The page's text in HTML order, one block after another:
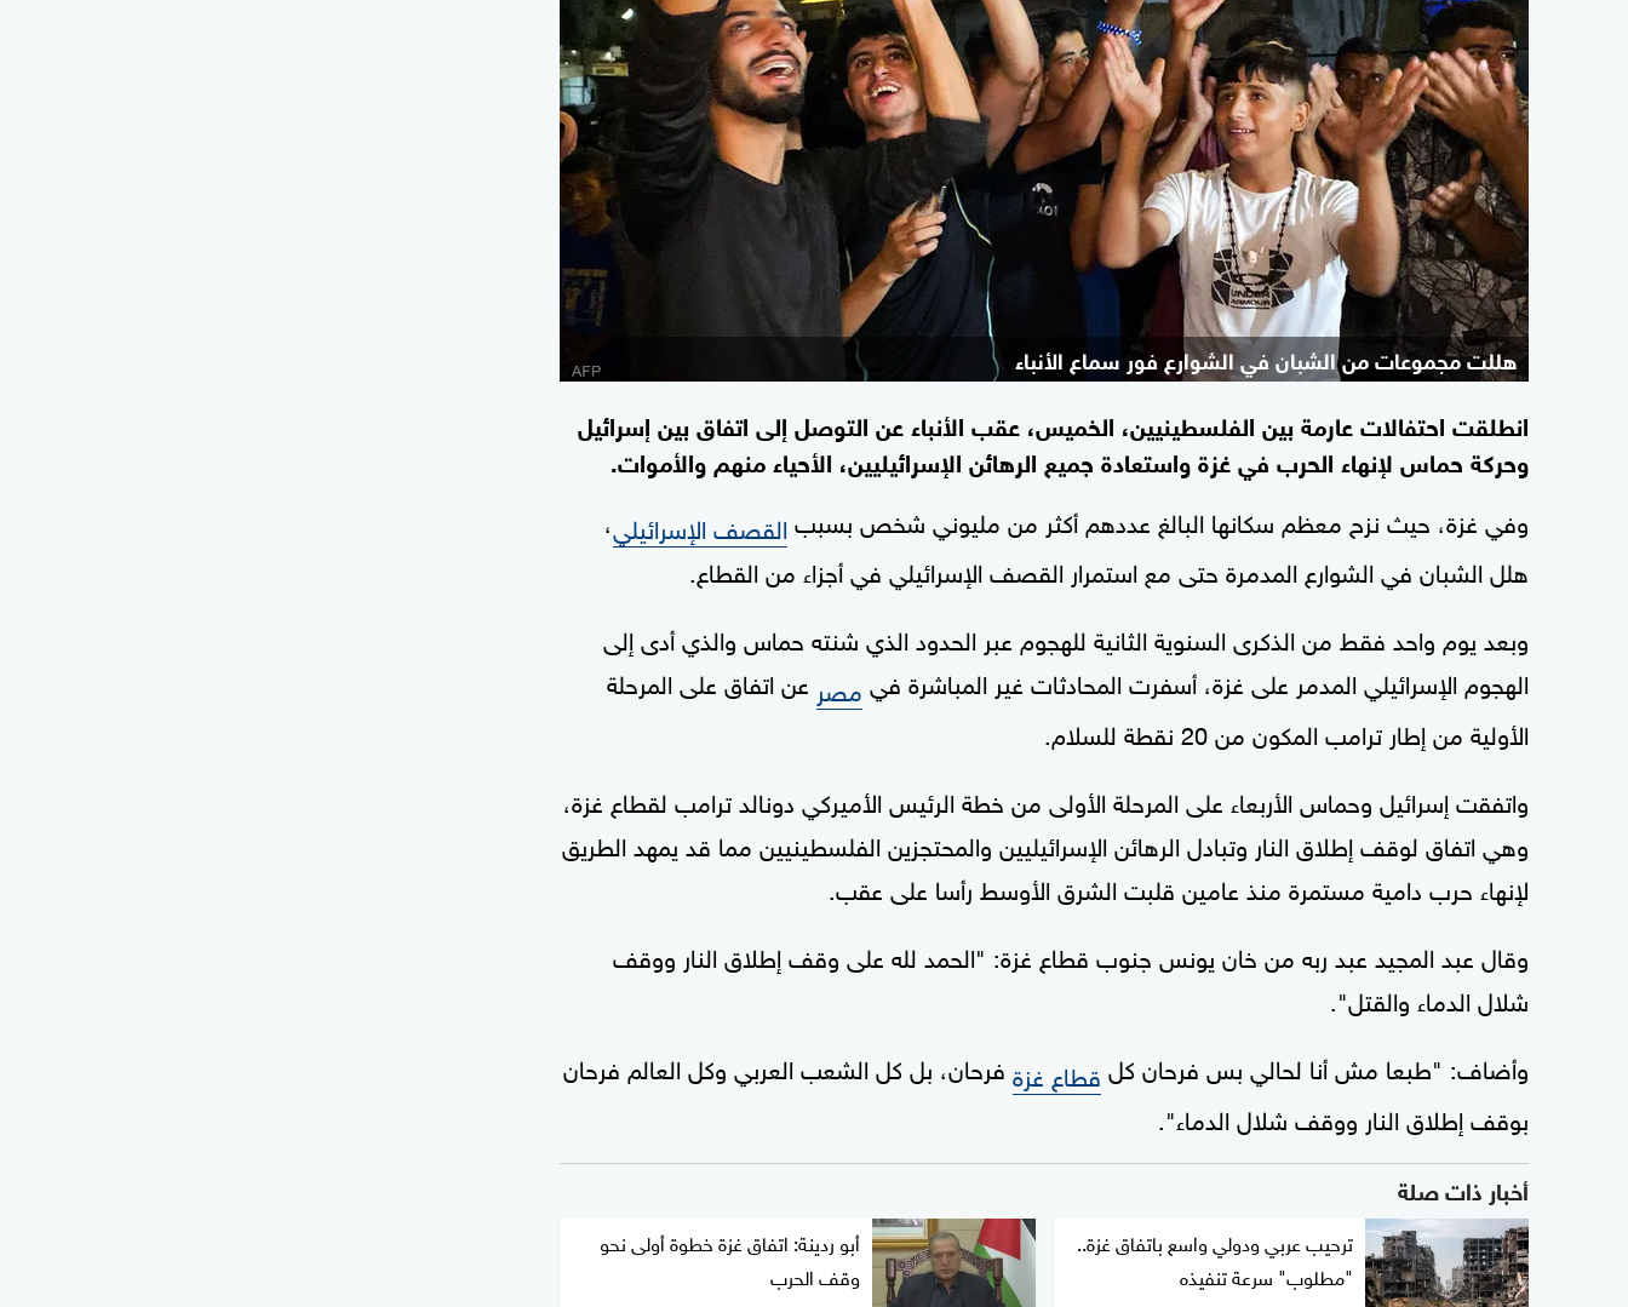
هللت مجموعات من الشبان في الشوارع فور سماع الأنباء
انطلقت احتفالات عارمة بين الفلسطينيين، الخميس، عقب الأنباء عن التوصل إلى اتفاق بين إسرائيل
وحركة حماس لإنهاء الحرب في غزة واستعادة جميع الرهائن الإسرائيليين، الأحياء منهم والأموات.
وفي غزة، حيث نزح معظم سكانها البالغ عددهم أكثر من مليوني شخص بسبب القصف الإسرائيلي،
هلل الشبان في الشوارع المدمرة حتى مع استمرار القصف الإسرائيلي في أجزاء من القطاع.
وبعد يوم واحد فقط من الذكرى السنوية الثانية للهجوم عبر الحدود الذي شنته حماس والذي أدى إلى
الهجوم الإسرائيلي المدمر على غزة، أسفرت المحادثات غير المباشرة في مصر عن اتفاق على المرحلة
الأولية من إطار ترامب المكون من 20 نقطة للسلام.
واتفقت إسرائيل وحماس الأربعاء على المرحلة الأولى من خطة الرئيس الأميركي دونالد ترامب لقطاع غزة،
وهي اتفاق لوقف إطلاق النار وتبادل الرهائن الإسرائيليين والمحتجزين الفلسطينيين مما قد يمهد الطريق
لإنهاء حرب دامية مستمرة منذ عامين قلبت الشرق الأوسط رأسا على عقب.
وقال عبد المجيد عبد ربه من خان يونس جنوب قطاع غزة: "الحمد لله على وقف إطلاق النار ووقف
شلال الدماء والقتل".
وأضاف: "طبعا مش أنا لحالي بس فرحان كل قطاع غزة فرحان، بل كل الشعب العربي وكل العالم فرحان
بوقف إطلاق النار ووقف شلال الدماء".
أخبار ذات صلة
ترحيب عربي ودولي واسع باتفاق غزة..
"مطلوب" سرعة تنفيذه
أبو ردينة: اتفاق غزة خطوة أولى نحو
وقف الحرب